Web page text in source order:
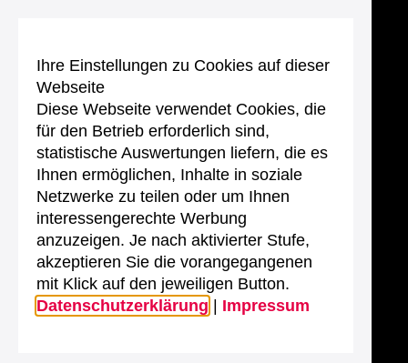
Ihre Einstellungen zu Cookies auf dieser
Webseite
Diese Webseite verwendet Cookies, die
für den Betrieb erforderlich sind,
statistische Auswertungen liefern, die es
Ihnen ermöglichen, Inhalte in soziale
Netzwerke zu teilen oder um Ihnen
interessengerechte Werbung
anzuzeigen. Je nach aktivierter Stufe,
akzeptieren Sie die vorangegangenen
mit Klick auf den jeweiligen Button.
Datenschutzerklärung
Impressum